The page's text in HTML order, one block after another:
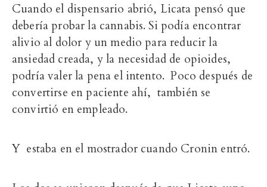
Cuando el dispensario abrió, Licata pensó que
debería probar la cannabis. Si podía encontrar
alivio al dolor y un medio para reducir la
ansiedad creada, y la necesidad de opioides,
podría valer la pena el intento. Poco después de
convertirse en paciente ahí, también se
convirtió en empleado.
Y estaba en el mostrador cuando Cronin entró.